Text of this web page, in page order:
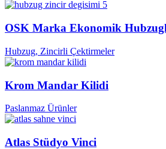
OSK Marka Ekonomik
Hubzug, Zincirli Çektirmeler
Krom Mandar Kilidi
Paslanmaz Ürünler
Atlas Stüdyo Vinci